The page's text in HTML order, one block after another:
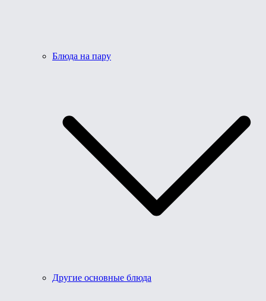
Блюда на пару
Другие основные блюда